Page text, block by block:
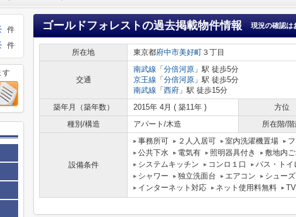
ゴールドフォレストの過去掲載物件情報 現況の確認は
所在地 東京都府中市美好町 ３丁目
交通
南武線 「 分倍河原 」駅 徒歩5分
京王線 「 分倍河原 」駅 徒歩5分
南武線 「 西府 」駅 徒歩15分
築年月（築年数）
2015年 4月 ( 築11年 ) 方位
種別/構造
アパート/木造 所在階/階
設備条件
事務所可 ２人入居可 室内洗濯機置場
公共下水
電気有 照明器具付き 敷地内
システムキッチン
コンロ１口 バス・トイ
シャワー
独立洗面台 エアコン シュー
インターネット対応
ネット使用料無料
件
件
す